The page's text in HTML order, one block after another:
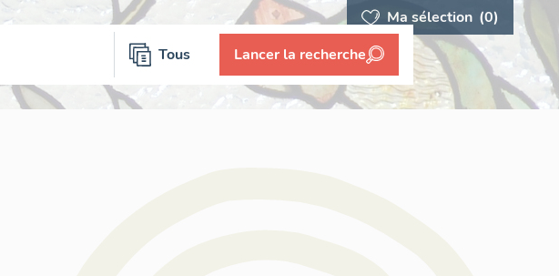
Ma sélection (0)
Tous Lancer la recherche